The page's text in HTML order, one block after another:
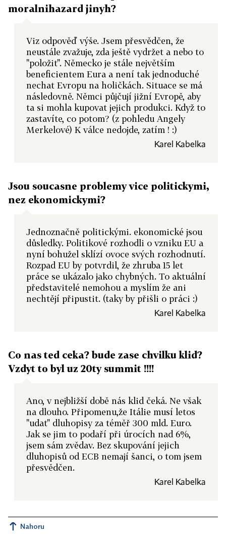
moralnihazard jinyh?
Viz odpověď výše. Jsem přesvědčen, že
neustále zvažuje, zda ještě vydržet a nebo to
"položit". Německo je stále největším
beneficientem Eura a není tak jednoduché
nechat Evropu na holičkách. Situace se má
následovně. Němci půjčují jižní Evropě, aby
ta si mohla kupovat jejich produkci. Když to
zastavíte, co potom? (z pohledu Angely
Merkelové) K válce nedojde, zatím ! :)
Karel Kabelka
Jsou soucasne problemy vice politickymi,
nez ekonomickymi?
Jednoznačně politickými. ekonomické jsou
důsledky. Politikové rozhodli o vzniku EU a
nyní bohužel sklízí ovoce svých rozhodnutí.
Rozpad EU by potvrdil, že zhruba 15 let
práce se ukázalo jako chybných. To aktuální
představitelé nemohou a myslím že ani
nechtějí připustit. (taky by přišli o práci :)
Karel Kabelka
Co nas ted ceka? bude zase chvilku klid?
Vzdyt to byl uz 20ty summit !!!!
Ano, v nejbližší době nás klid čeká. Ne však
na dlouho. Připomenu,že Itálie musí letos
"udat" dluhopisy za téměř 300 mld. Euro.
Jak se jim to podaří při úrocích nad 6%,
jsem sám zvědav. Bez skupování jejich
dluhopisů od ECB nemají šanci, o tom jsem
přesvědčen.
Karel Kabelka
Nahoru